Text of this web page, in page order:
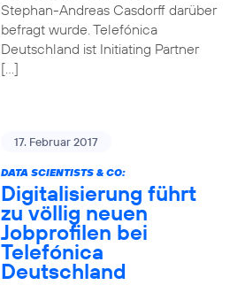
Stephan-Andreas Casdorff darüber
befragt wurde. Telefónica
Deutschland ist Initiating Partner
[…]
17. Februar 2017
DATA SCIENTISTS & CO:
Digitalisierung führt
zu völlig neuen
Jobprofilen bei
Telefónica
Deutschland